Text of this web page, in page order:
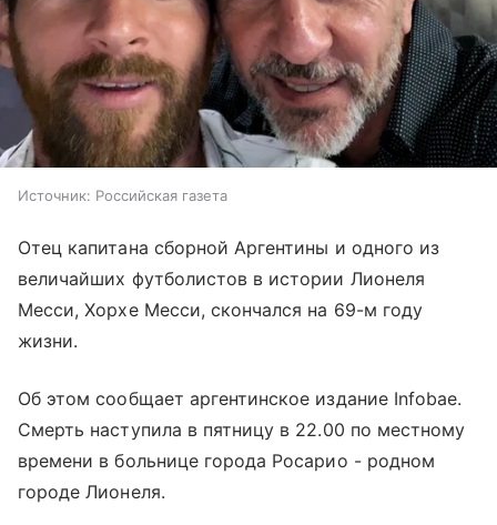
Источник: Российская газета
Отец капитана сборной Аргентины и одного из
величайших футболистов в истории Лионеля
Месси, Хорхе Месси, скончался на 69-м году
жизни.
Об этом сообщает аргентинское издание Infobae.
Смерть наступила в пятницу в 22.00 по местному
времени в больнице города Росарио - родном
городе Лионеля.